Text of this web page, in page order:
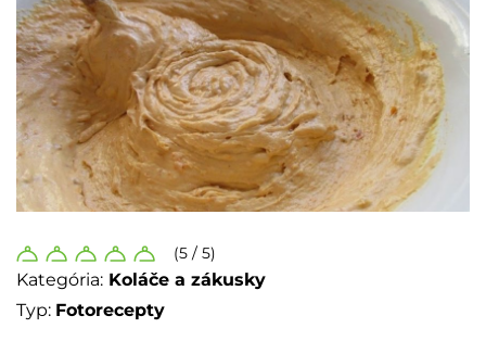
(5 / 5)
Kategória: Koláče a zákusky
Typ: Fotorecepty